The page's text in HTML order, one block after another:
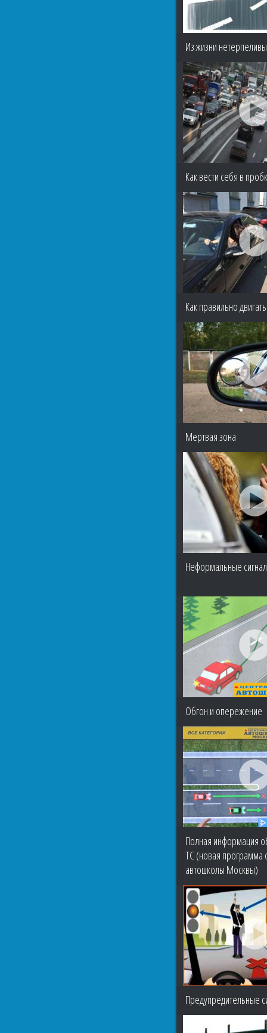
Из жизни
Как вести себя в
Как правильно
Мертвая зона
Неформальные
Обгон и опережение
Полная информация
ТС (новая программа
автошколы Москвы)
Предупредительные